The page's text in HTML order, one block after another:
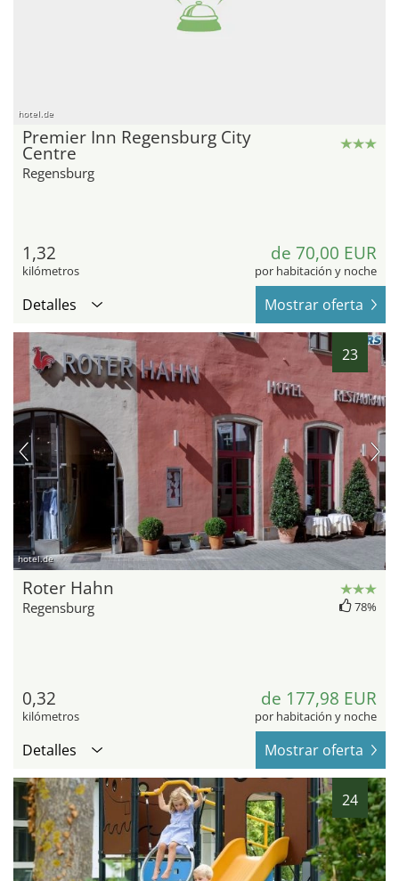
hotel.de
Premier Inn Regensburg City
Centre
Regensburg
1,32
kilómetros
de 70,00 EUR
por habitación y noche
Detalles Mostrar oferta
23
hotel.de
Roter Hahn
Regensburg 78%
0,32
kilómetros
de 177,98 EUR
por habitación y noche
Detalles Mostrar oferta
24